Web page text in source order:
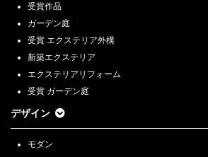
受賞作品
ガーデン庭
受賞 エクステリア外構
新築エクステリア
エクステリアリフォーム
受賞 ガーデン庭
デザイン
モダン